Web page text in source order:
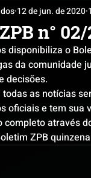
Pós-evento
n°
12 de jun. de 2020
disponibiliza o
da comunidade
decisões.
as notícias
oficiais e tem sua
completo através
ZPB